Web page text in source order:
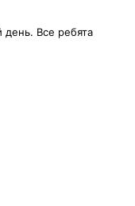
день. Все ребята